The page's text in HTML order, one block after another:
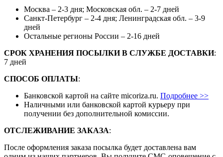
Москва – 2-3 дня; Московская обл. – 2-7 дней
Санкт-Петербург – 2-4 дня; Ленинградская обл. – 3-9
дней
Остальные регионы России – 2-16 дней
СРОК ХРАНЕНИЯ ПОСЫЛКИ В СЛУЖБЕ ДОСТАВКИ:
7 дней
СПОСОБ ОПЛАТЫ:
Банковской картой на сайте micoriza.ru. Подробнее >>
Наличными или банковской картой курьеру при
получении без дополнительной комиссии.
ОТСЛЕЖИВАНИЕ ЗАКАЗА:
После оформления заказа посылка будет доставлена вам